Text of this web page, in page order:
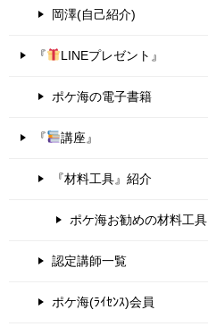
岡澤(自己紹介)
『 LINEプレゼント』
ポケ海の電子書籍
『 講座』
『材料工具』紹介
ポケ海お勧めの材料工具
認定講師一覧
ポケ海(ﾗｲｾﾝｽ)会員